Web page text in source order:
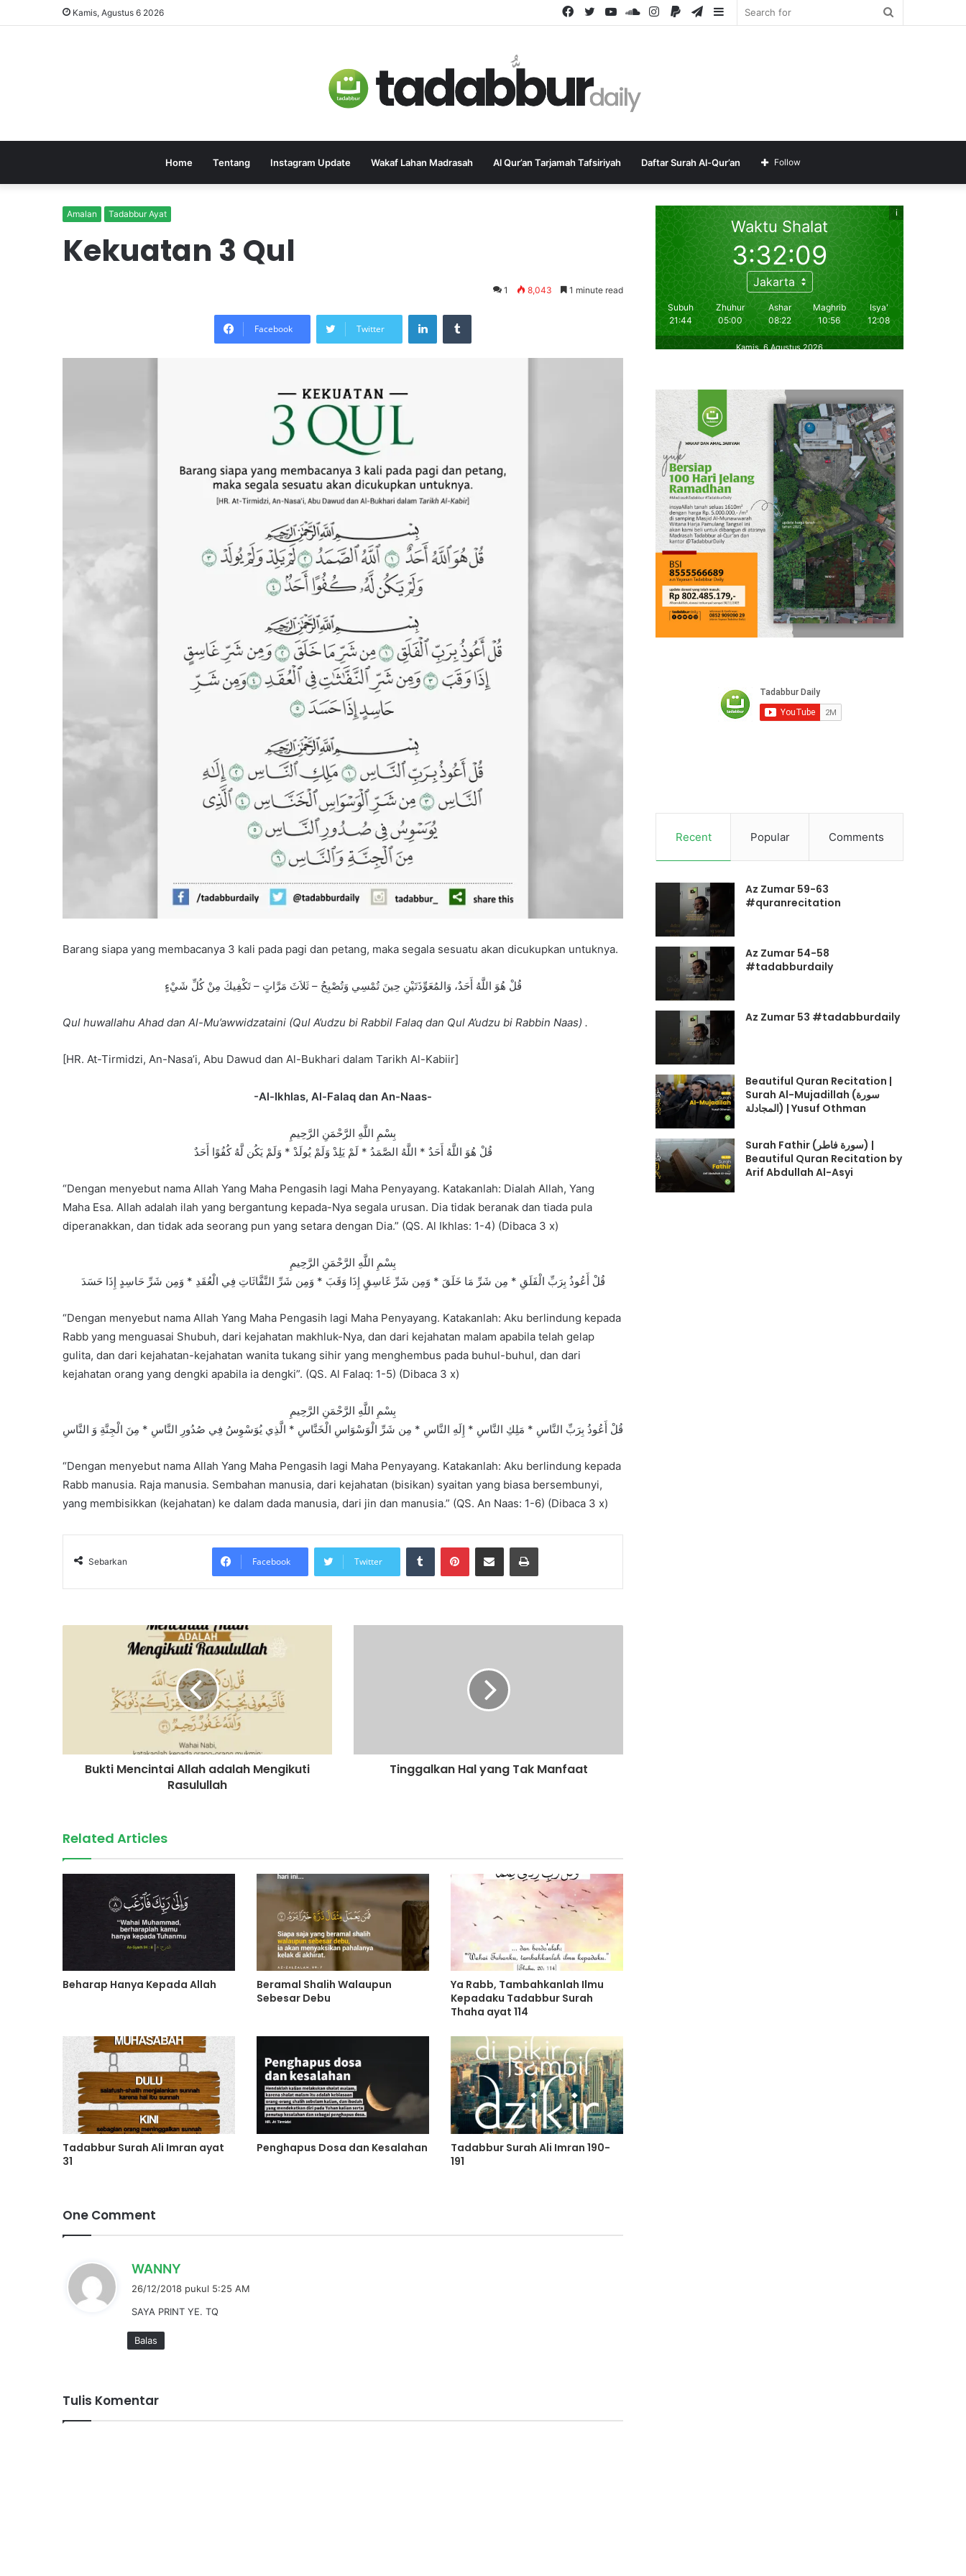
Kamis, Agustus 6 2026 Sidebar
Telegram
Paypal
Instagram
SoundCloud
YouTube
Twitter
Facebook
Home Tentang Instagram Update Wakaf Lahan Madrasah Al Qur’an Tarjamah Tafsiriyah Daftar Surah Al-Qur’an Follow
Amalan Tadabbur Ayat
Kekuatan 3 Qul
1 8,043 1 minute read
Facebook Twitter
LinkedInTumblr
Barang siapa yang membacanya 3 kali pada pagi dan petang, maka segala sesuatu akan dicukupkan untuknya.
قُلْ هُوَ اللَّهُ أَحَدٌ، وَالمُعَوِّذَتَيْنِ حِينَ تُمْسِي وَتُصْبِحُ – ثَلاَثَ مَرَّاتٍ – تَكْفِيكَ مِنْ كُلِّ شَيْءٍ
Qul huwallahu Ahad dan Al-Mu’awwidzataini (Qul A’udzu bi Rabbil Falaq dan Qul A’udzu bi Rabbin Naas) .
[HR. At-Tirmidzi, An-Nasa’i, Abu Dawud dan Al-Bukhari dalam Tarikh Al-Kabiir]
-Al-Ikhlas, Al-Falaq dan An-Naas-
بِسْمِ اللَّهِ الرَّحْمَنِ الرَّحِيمِ
قُلْ هُوَ اللَّهُ أَحَدٌ * اللَّهُ الصَّمَدُ * لَمْ يَلِدْ وَلَمْ يُولَدْ * وَلَمْ يَكُن لَّهُ كُفُوًا أَحَدٌ
“Dengan menyebut nama Allah Yang Maha Pengasih lagi Maha Penyayang. Katakanlah: Dialah Allah, Yang
Maha Esa. Allah adalah ilah yang bergantung kepada-Nya segala urusan. Dia tidak beranak dan tiada pula
diperanakkan, dan tidak ada seorang pun yang setara dengan Dia.” (QS. Al Ikhlas: 1-4) (Dibaca 3 x)
بِسْمِ اللَّهِ الرَّحْمَنِ الرَّحِيمِ
قُلْ أَعُوذُ بِرَبِّ الْفَلَقِ * مِن شَرِّ مَا خَلَقَ * وَمِن شَرِّ غَاسِقٍ إِذَا وَقَبَ * وَمِن شَرِّ النَّفَّاثَاتِ فِي الْعُقَدِ * وَمِن شَرِّ حَاسِدٍ إِذَا حَسَدَ
“Dengan menyebut nama Allah Yang Maha Pengasih lagi Maha Penyayang. Katakanlah: Aku berlindung kepada
Rabb yang menguasai Shubuh, dari kejahatan makhluk-Nya, dan dari kejahatan malam apabila telah gelap
gulita, dan dari kejahatan-kejahatan wanita tukang sihir yang menghembus pada buhul-buhul, dan dari
kejahatan orang yang dengki apabila ia dengki”. (QS. Al Falaq: 1-5) (Dibaca 3 x)
بِسْمِ اللَّهِ الرَّحْمَنِ الرَّحِيمِ
قُلْ أَعُوذُ بِرَبِّ النَّاسِ * مَلِكِ النَّاسِ * إِلَهِ النَّاسِ * مِن شَرِّ الْوَسْوَاسِ الْخَنَّاسِ * الَّذِي يُوَسْوِسُ فِي صُدُورِ النَّاسِ * مِنَ الْجِنَّةِ وَ النَّاسِ
“Dengan menyebut nama Allah Yang Maha Pengasih lagi Maha Penyayang. Katakanlah: Aku berlindung kepada
Rabb manusia. Raja manusia. Sembahan manusia, dari kejahatan (bisikan) syaitan yang biasa bersembunyi,
yang membisikkan (kejahatan) ke dalam dada manusia, dari jin dan manusia.” (QS. An Naas: 1-6) (Dibaca 3 x)
Sebarkan Facebook Twitter
Tumblr PinterestShare via Email Print
Bukti Mencintai Allah adalah Mengikuti
Rasulullah
Tinggalkan Hal yang Tak Manfaat
Related Articles
Beharap Hanya Kepada Allah
Beramal Shalih Walaupun
Sebesar Debu
Ya Rabb, Tambahkanlah Ilmu
Kepadaku Tadabbur Surah
Thaha ayat 114
Tadabbur Surah Ali Imran ayat
31
Penghapus Dosa dan Kesalahan
Tadabbur Surah Ali Imran 190-
191
One Comment
WANNY
k
26/12/2018 pukul 5:25 AM
SAYA PRINT YE. TQ
Balas
Tulis Komentar
Recent Popular Comments
Az Zumar 59-63
#quranrecitation
Az Zumar 54-58
#tadabburdaily
Az Zumar 53 #tadabburdaily
Beautiful Quran Recitation |
Surah Al-Mujadillah (سورة
المجادلة) | Yusuf Othman
Surah Fathir (سورة فاطر) |
Beautiful Quran Recitation by
Arif Abdullah Al-Asyi